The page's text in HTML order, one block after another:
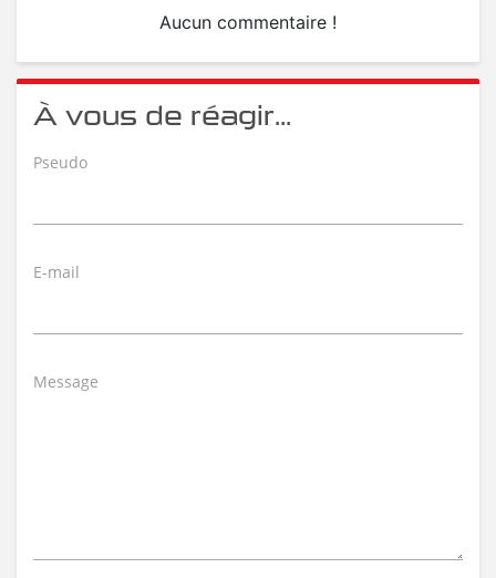
Aucun commentaire !
À vous de réagir...
Pseudo
E-mail
Message